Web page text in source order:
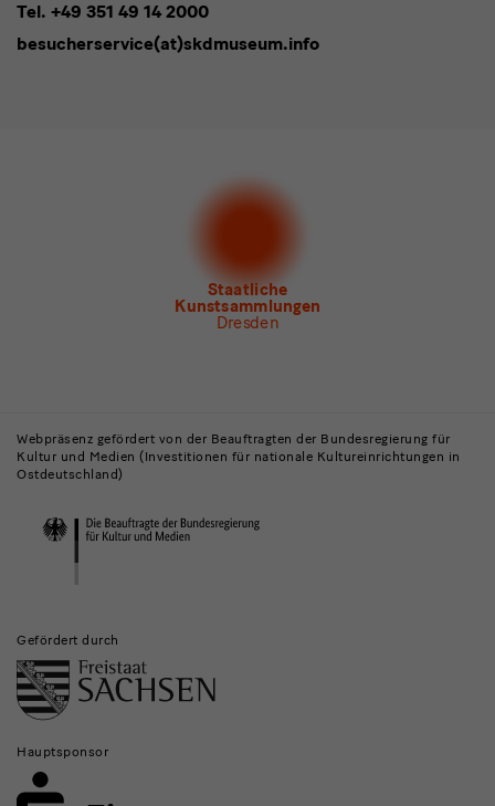
* Pflichtfeld
Ich stimme derDatenschutzerklärung
Museum für Sächsische Volkskunst
Tel. +49 351 49 14 2000
besucherservice(at)skdmuseum.info
Staatliche
Kunstsammlungen
Dresden
Museen
und
Institutionen
Webpräsenz gefördert von der Beauftragten der Bundesregierung für
Kultur und Medien (Investitionen für nationale Kultureinrichtungen in
Ostdeutschland)
Gefördert durch
Hauptsponsor